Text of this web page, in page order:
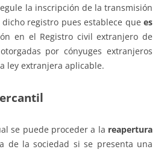
la inscripción de la transmisión
registro pues establece que es
en el Registro civil extranjero de
otorgadas por cónyuges extranjeros
ley extranjera aplicable.
se puede proceder a la reapertura
de la sociedad si se presenta una